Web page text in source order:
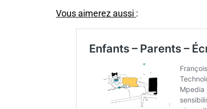
Vous aimerez aussi :